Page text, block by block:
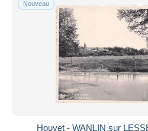
Uniquement en réduction
Livraison gratuite
Méthodes de paiement
PayPal
Virement bancaire
Visa
Bancontact
Nouveau
Houyet - WANLIN sur